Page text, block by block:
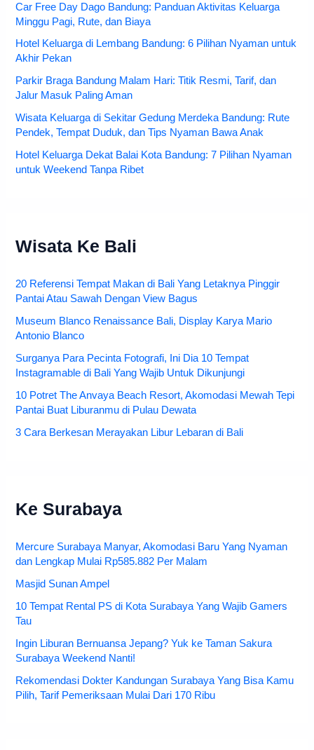
Car Free Day Dago Bandung: Panduan Aktivitas Keluarga
Minggu Pagi, Rute, dan Biaya
Hotel Keluarga di Lembang Bandung: 6 Pilihan Nyaman untuk
Akhir Pekan
Parkir Braga Bandung Malam Hari: Titik Resmi, Tarif, dan
Jalur Masuk Paling Aman
Wisata Keluarga di Sekitar Gedung Merdeka Bandung: Rute
Pendek, Tempat Duduk, dan Tips Nyaman Bawa Anak
Hotel Keluarga Dekat Balai Kota Bandung: 7 Pilihan Nyaman
untuk Weekend Tanpa Ribet
Wisata Ke Bali
20 Referensi Tempat Makan di Bali Yang Letaknya Pinggir
Pantai Atau Sawah Dengan View Bagus
Museum Blanco Renaissance Bali, Display Karya Mario
Antonio Blanco
Surganya Para Pecinta Fotografi, Ini Dia 10 Tempat
Instagramable di Bali Yang Wajib Untuk Dikunjungi
10 Potret The Anvaya Beach Resort, Akomodasi Mewah Tepi
Pantai Buat Liburanmu di Pulau Dewata
3 Cara Berkesan Merayakan Libur Lebaran di Bali
Ke Surabaya
Mercure Surabaya Manyar, Akomodasi Baru Yang Nyaman
dan Lengkap Mulai Rp585.882 Per Malam
Masjid Sunan Ampel
10 Tempat Rental PS di Kota Surabaya Yang Wajib Gamers
Tau
Ingin Liburan Bernuansa Jepang? Yuk ke Taman Sakura
Surabaya Weekend Nanti!
Rekomendasi Dokter Kandungan Surabaya Yang Bisa Kamu
Pilih, Tarif Pemeriksaan Mulai Dari 170 Ribu